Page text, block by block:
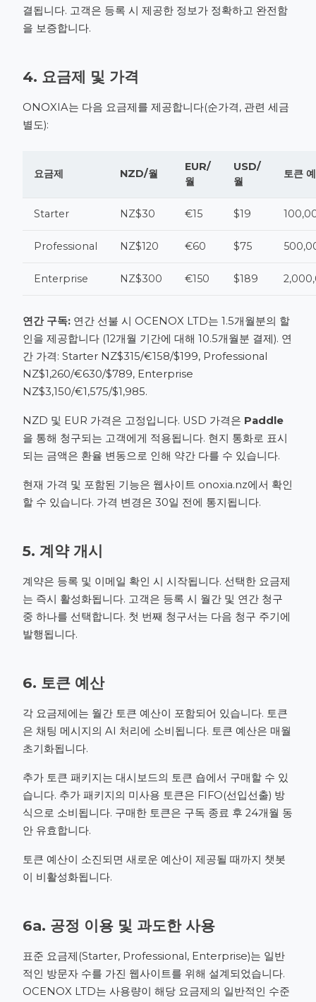
결됩니다. 고객은 등록 시 제공한 정보가 정확하고 완전함
을 보증합니다.
4. 요금제 및 가격
ONOXIA는 다음 요금제를 제공합니다(순가격, 관련 세금
별도):
요금제 NZD/월
EUR/
월
USD/
월
토큰
Starter NZ$30 €15 $19
Professional NZ$120 €60 $75
Enterprise NZ$300 €150 $189
연간 구독: 연간 선불 시 OCENOX LTD는 1.5개월분의 할
인을 제공합니다 (12개월 기간에 대해 10.5개월분 결제). 연
간 가격: Starter NZ$315/€158/$199, Professional
NZ$1,260/€630/$789, Enterprise
NZ$3,150/€1,575/$1,985.
NZD 및 EUR 가격은 고정입니다. USD 가격은 Paddle
을 통해 청구되는 고객에게 적용됩니다. 현지 통화로 표시
되는 금액은 환율 변동으로 인해 약간 다를 수 있습니다.
현재 가격 및 포함된 기능은 웹사이트 onoxia.nz에서 확인
할 수 있습니다. 가격 변경은 30일 전에 통지됩니다.
5. 계약 개시
계약은 등록 및 이메일 확인 시 시작됩니다. 선택한 요금제
는 즉시 활성화됩니다. 고객은 등록 시 월간 및 연간 청구
중 하나를 선택합니다. 첫 번째 청구서는 다음 청구 주기에
발행됩니다.
6. 토큰 예산
각 요금제에는 월간 토큰 예산이 포함되어 있습니다. 토큰
은 채팅 메시지의 AI 처리에 소비됩니다. 토큰 예산은 매월
초기화됩니다.
추가 토큰 패키지는 대시보드의 토큰 숍에서 구매할 수 있
습니다. 추가 패키지의 미사용 토큰은 FIFO(선입선출) 방
식으로 소비됩니다. 구매한 토큰은 구독 종료 후 24개월 동
안 유효합니다.
토큰 예산이 소진되면 새로운 예산이 제공될 때까지 챗봇
이 비활성화됩니다.
6a. 공정 이용 및 과도한 사용
표준 요금제(Starter, Professional, Enterprise)는 일반
적인 방문자 수를 가진 웹사이트를 위해 설계되었습니다.
OCENOX LTD는 사용량이 해당 요금제의 일반적인 수준